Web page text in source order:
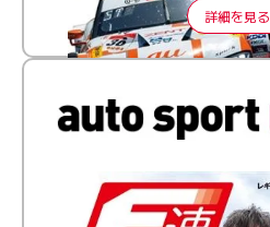
詳細を見る